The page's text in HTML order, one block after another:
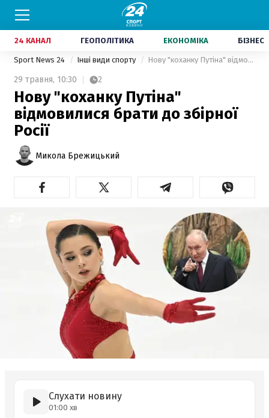
24 КАНАЛ ГЕОПОЛІТИКА ЕКОНОМІКА БІЗНЕС
Sport News 24 Інші види спорту Нову "коханку Путіна" відмовилися брати до збірної Росії
29 травня, 10:30 2
Нову "коханку Путіна"
відмовилися брати до збірної
Росії
Микола Брежицький
Слухати новину
01:00 хв